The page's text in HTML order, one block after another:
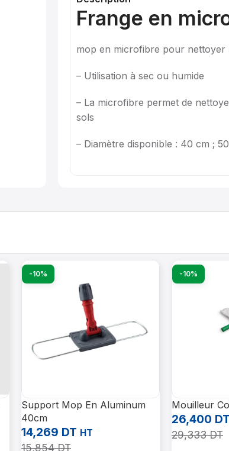
Frange en
mop en microfibre pour nettoyer
– Utilisation à sec ou humide
– La microfibre permet de
sols
– Diamètre disponible : 40 cm ;
-10%
Support Mop En Aluminum
40cm
14,269 DT HT
15,854DT
-10%
Mouilleur
26,400 DT
29,333DT